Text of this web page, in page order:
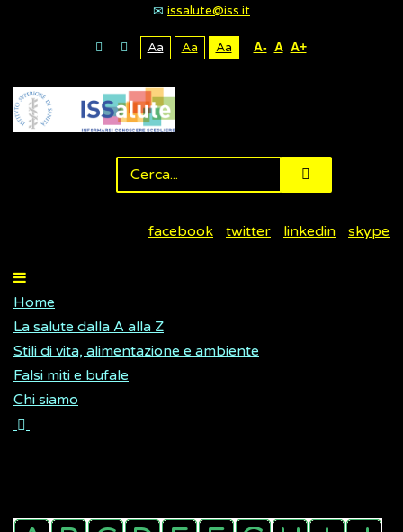
issalute@iss.it
Aa Aa Aa A- A A+
facebook twitter linkedin skype
Home
La salute dalla A alla Z
Stili di vita, alimentazione e ambiente
Falsi miti e bufale
Chi siamo